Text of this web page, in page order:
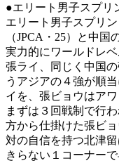
●エリート男子スプリ
エリート男子スプリ
（JPCA・25）と中
実力的にワールドレ
張ライ、同じく中国
うアジアの４強が順
イを、張ビョウはア
まずは３回戦制で行
方から仕掛けた張ビ
対の自信を持つ北津
きらない１コーナー